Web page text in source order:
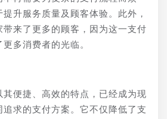
升服务质量及顾客体验。此外，
来了更多的顾客，因为这一支付
多消费者的光临。
便捷、高效的特点，已经成为现
求的支付方案。它不仅降低了支